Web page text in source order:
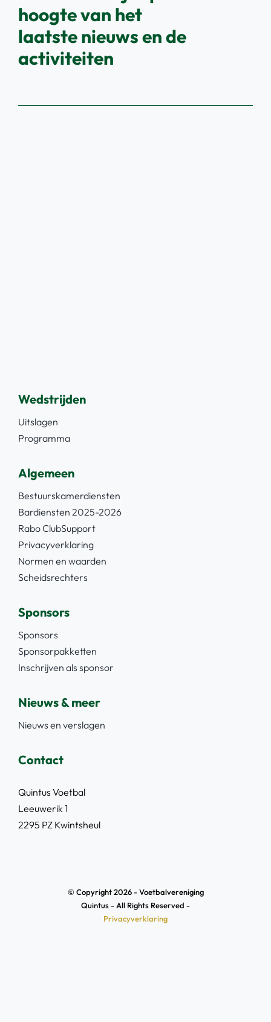
hoogte van het
laatste nieuws en de
activiteiten
Wedstrijden
Uitslagen
Programma
Algemeen
Bestuurskamerdiensten
Bardiensten 2025-2026
Rabo ClubSupport
Privacyverklaring
Normen en waarden
Scheidsrechters
Sponsors
Sponsors
Sponsorpakketten
Inschrijven als sponsor
Nieuws & meer
Nieuws en verslagen
Contact
Quintus Voetbal
Leeuwerik 1
2295 PZ Kwintsheul
© Copyright 2026 - Voetbalvereniging
Quintus - All Rights Reserved -
Privacyverklaring